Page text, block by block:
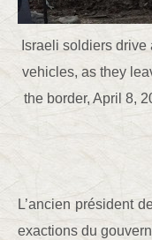
Israeli soldiers
vehicles, as they
the border, April 8,
L’ancien président
exactions du